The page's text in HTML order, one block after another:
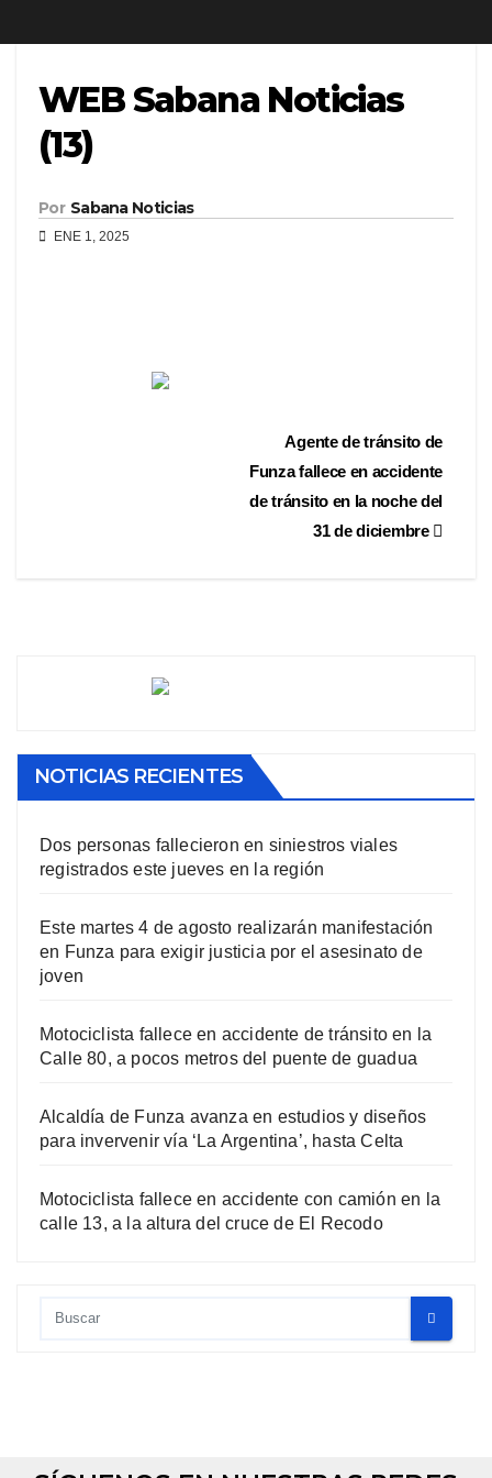
WEB Sabana Noticias
(13)
Por Sabana Noticias
ENE 1, 2025
Agente de tránsito de
Funza fallece en accidente
de tránsito en la noche del
31 de diciembre
NOTICIAS RECIENTES
Dos personas fallecieron en siniestros viales
registrados este jueves en la región
Este martes 4 de agosto realizarán manifestación
en Funza para exigir justicia por el asesinato de
joven
Motociclista fallece en accidente de tránsito en la
Calle 80, a pocos metros del puente de guadua
Alcaldía de Funza avanza en estudios y diseños
para invervenir vía ‘La Argentina’, hasta Celta
Motociclista fallece en accidente con camión en la
calle 13, a la altura del cruce de El Recodo